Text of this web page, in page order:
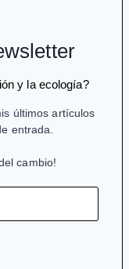
y la ecología?
últimos artículos
entrada.
cambio!